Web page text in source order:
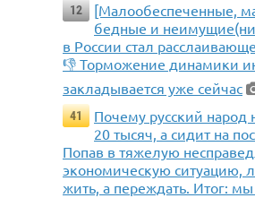
12
[Малообеспеченные,
бедные и
в России стал
👎 Торможение динамики
закладывается уже сейчас
41
Почему русский народ
20 тысяч, а сидит на
Попав в тяжелую
экономическую ситуацию,
жить, а переждать. Итог: